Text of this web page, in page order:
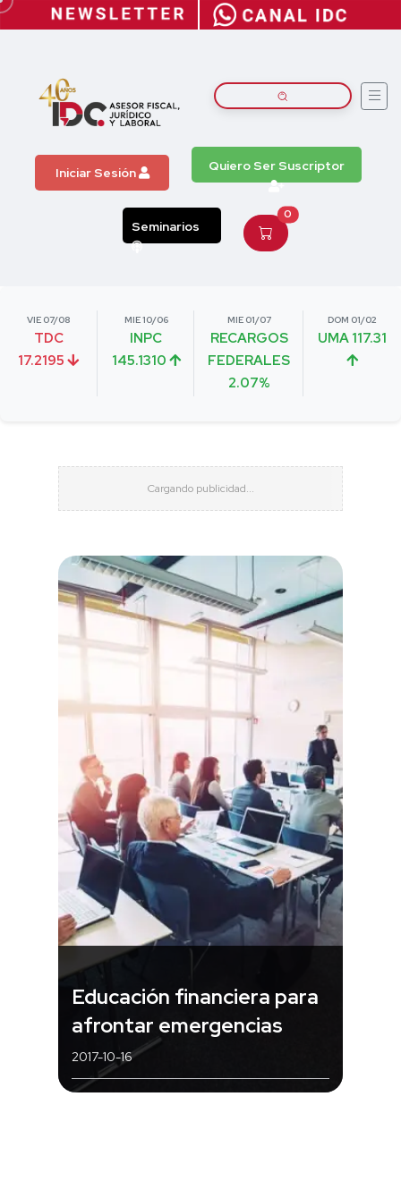
Iniciar Sesión Quiero Ser Suscriptor
Seminarios
0
VIE 07/08
TDC
17.2195
MIE 10/06
INPC
145.1310
MIE 01/07
RECARGOS
FEDERALES
2.07%
DOM 01/02
UMA 117.31
Educación financiera para
afrontar emergencias
2017-10-16